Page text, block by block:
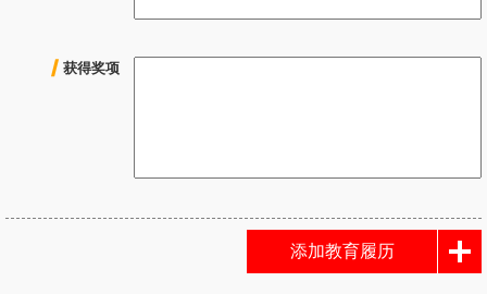
获得奖项
添加教育履历